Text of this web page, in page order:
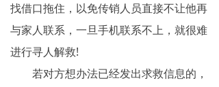
找借口拖住，以免传销人员直接不让他再
与家人联系，一旦手机联系不上，就很难
进行寻人解救!
若对方想办法已经发出求救信息的，